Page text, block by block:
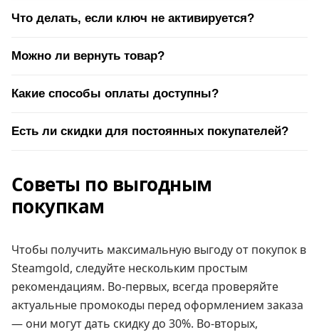
Что делать, если ключ не активируется?
Можно ли вернуть товар?
Какие способы оплаты доступны?
Есть ли скидки для постоянных покупателей?
Советы по выгодным
покупкам
Чтобы получить максимальную выгоду от покупок в
Steamgold, следуйте нескольким простым
рекомендациям. Во-первых, всегда проверяйте
актуальные промокоды перед оформлением заказа
— они могут дать скидку до 30%. Во-вторых,